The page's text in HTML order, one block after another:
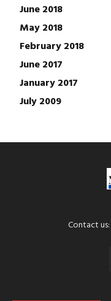
June 2018
May 2018
February 2018
June 2017
January 2017
July 2009
Contact us: